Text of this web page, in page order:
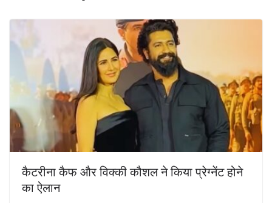
कैटरीना कैफ और विक्की कौशल ने किया प्रेग्नेंट होने
का ऐलान